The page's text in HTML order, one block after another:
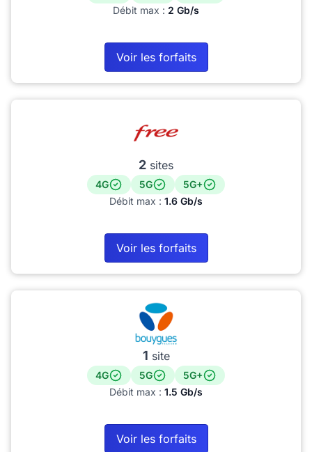
Débit max : 2 Gb/s
Voir les forfaits
2 sites
4G 5G
5G+
Débit max : 1.6 Gb/s
Voir les forfaits
1 site
4G 5G
5G+
Débit max : 1.5 Gb/s
Voir les forfaits